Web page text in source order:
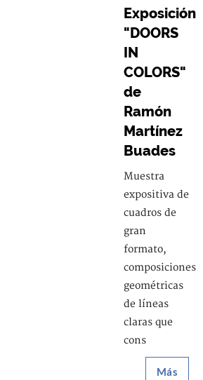
Exposición
"DOORS
IN
COLORS"
de
Ramón
Martínez
Buades
Muestra
expositiva de
cuadros de
gran
formato,
composiciones
geométricas
de líneas
claras que
cons
Más